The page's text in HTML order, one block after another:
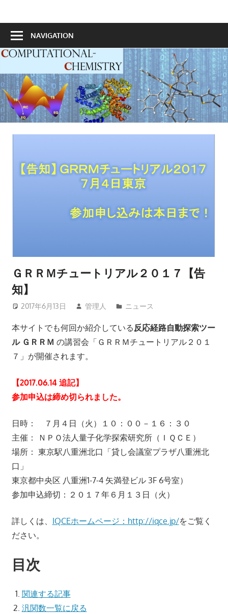
content
計
算
化
学
ポ
ー
ル
サ
|
算
化
NAVIGATION
ＧＲＲＭチュートリアル２０１７【告
知】
2017年6月13日 管理人 ニュース
本サイトでも何回か紹介している反応経路自動探索ツー
ル ＧＲＲＭ の講習会「ＧＲＲＭチュートリアル２０１
７」が開催されます。
【2017.06.14 追記】
参加申込は締め切られました。
日時： ７月４日（火）１０：００－１６：３０
主催： ＮＰＯ法人量子化学探索研究所（ＩＱＣＥ）
場所： 東京駅八重洲北口「貸し会議室プラザ八重洲北
口」
東京都中央区 八重洲1-7-4 矢満登ビル 3F 6号室）
参加申込締切：２０１７年６月１３日（火）
詳しくは、 IQCEホームページ：http://iqce.jp/をご覧く
ださい。
目次
関連する記事
汎関数一覧に戻る